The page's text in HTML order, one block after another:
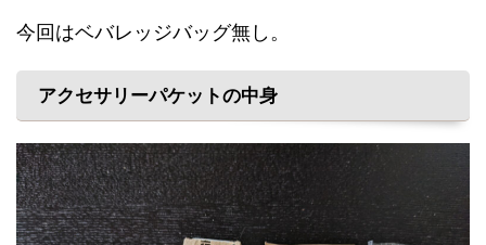
今回はベバレッジバッグ無し。
アクセサリーパケットの中身